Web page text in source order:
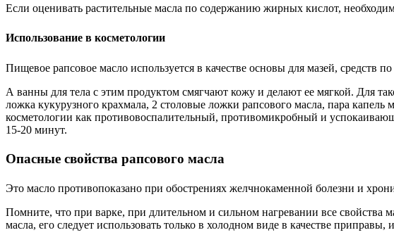
Если оценивать растительные масла по содержанию жирных кислот,
Использование в косметологии
Пищевое рапсовое масло используется в качестве основы для мазей, средств
А ванны для тела с этим продуктом смягчают кожу и делают ее мягкой. Для
ложка кукурузного крахмала, 2 столовые ложки рапсового масла, пара
косметологии как противовоспалительный, противомикробный и
15-20 минут.
Опасные свойства рапсового масла
Это масло противопоказано при обострениях желчнокаменной болезни и
Помните, что при варке, при длительном и сильном нагревании все
масла, его следует использовать только в холодном виде в качестве